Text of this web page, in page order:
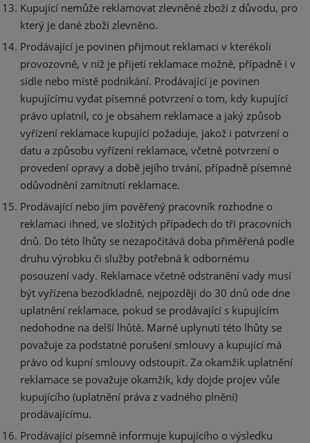
Kupující nemůže reklamovat zlevněné zboží z důvodu, pro
který je dané zboží zlevněno.
Prodávající je povinen přijmout reklamaci v kterékoli
provozovně, v níž je přijetí reklamace možné, případně i v
sídle nebo místě podnikání. Prodávající je povinen
kupujícímu vydat písemné potvrzení o tom, kdy kupující
právo uplatnil, co je obsahem reklamace a jaký způsob
vyřízení reklamace kupující požaduje, jakož i potvrzení o
datu a způsobu vyřízení reklamace, včetně potvrzení o
provedení opravy a době jejího trvání, případně písemné
odůvodnění zamítnutí reklamace.
Prodávající nebo jím pověřený pracovník rozhodne o
reklamaci ihned, ve složitých případech do tří pracovních
dnů. Do této lhůty se nezapočítává doba přiměřená podle
druhu výrobku či služby potřebná k odbornému
posouzení vady. Reklamace včetně odstranění vady musí
být vyřízena bezodkladně, nejpozději do 30 dnů ode dne
uplatnění reklamace, pokud se prodávající s kupujícím
nedohodne na delší lhůtě. Marné uplynutí této lhůty se
považuje za podstatné porušení smlouvy a kupující má
právo od kupní smlouvy odstoupit. Za okamžik uplatnění
reklamace se považuje okamžik, kdy dojde projev vůle
kupujícího (uplatnění práva z vadného plnění)
prodávajícímu.
Prodávající písemně informuje kupujícího o výsledku